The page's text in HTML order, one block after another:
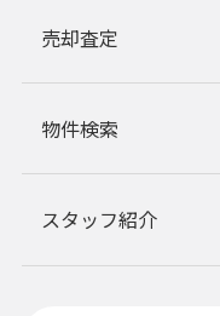
売却査定
物件検索
スタッフ紹介